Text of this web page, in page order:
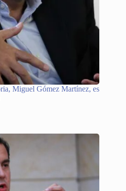
Miguel Gómez Martínez, es